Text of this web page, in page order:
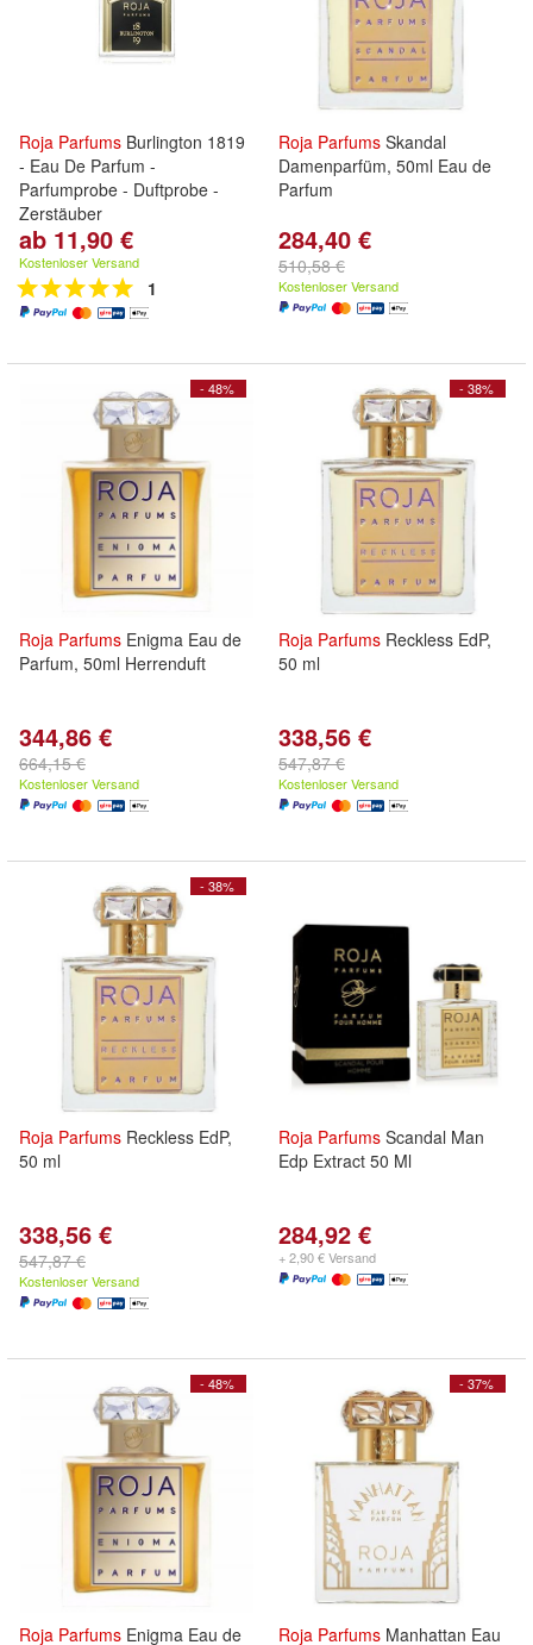
Roja Parfums Burlington 1819
- Eau De Parfum -
Parfumprobe - Duftprobe -
Zerstäuber
ab 11,90 €
Kostenloser Versand
1
Roja Parfums Skandal
Damenparfüm, 50ml Eau de
Parfum
284,40 €
510,58 €
Kostenloser Versand
- 48%
Roja Parfums Enigma Eau de
Parfum, 50ml Herrenduft
344,86 €
664,15 €
Kostenloser Versand
- 38%
Roja Parfums Reckless EdP,
50 ml
338,56 €
547,87 €
Kostenloser Versand
- 38%
Roja Parfums Reckless EdP,
50 ml
338,56 €
547,87 €
Kostenloser Versand
Roja Parfums Scandal Man
Edp Extract 50 Ml
284,92 €
+ 2,90 € Versand
- 48%
Roja Parfums Enigma Eau de
- 37%
Roja Parfums Manhattan Eau